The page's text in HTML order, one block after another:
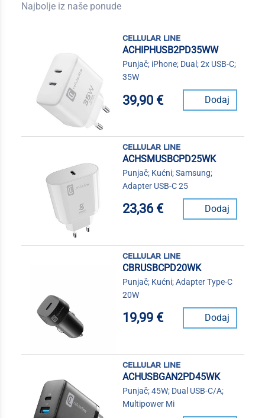
Najbolje iz naše ponude
cellular line
ACHIPHUSB2PD35WW
Punjač; iPhone; Dual; 2x USB-C;
35W
39,90 € Dodaj
cellular line
ACHSMUSBCPD25WK
Punjač; Kućni; Samsung;
Adapter USB-C 25
23,36 € Dodaj
cellular line
CBRUSBCPD20WK
Punjač; Kućni; Adapter Type-C
20W
19,99 € Dodaj
cellular line
ACHUSBGAN2PD45WK
Punjač; 45W; Dual USB-C/A;
Multipower Mi